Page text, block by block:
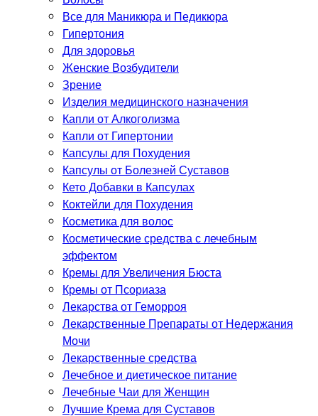
Все для Маникюра и Педикюра
Гипертония
Для здоровья
Женские Возбудители
Зрение
Изделия медицинского назначения
Капли от Алкоголизма
Капли от Гипертонии
Капсулы для Похудения
Капсулы от Болезней Суставов
Кето Добавки в Капсулах
Коктейли для Похудения
Косметика для волос
Косметические средства с лечебным
эффектом
Кремы для Увеличения Бюста
Кремы от Псориаза
Лекарства от Геморроя
Лекарственные Препараты от Недержания
Мочи
Лекарственные средства
Лечебное и диетическое питание
Лечебные Чаи для Женщин
Лучшие Крема для Суставов